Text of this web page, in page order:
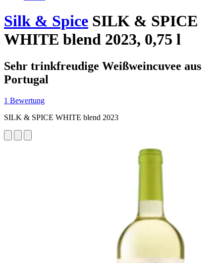
Silk & Spice SILK & SPICE
WHITE blend 2023, 0,75 l
Sehr trinkfreudige Weißweincuvee aus
Portugal
1 Bewertung
SILK & SPICE WHITE blend 2023